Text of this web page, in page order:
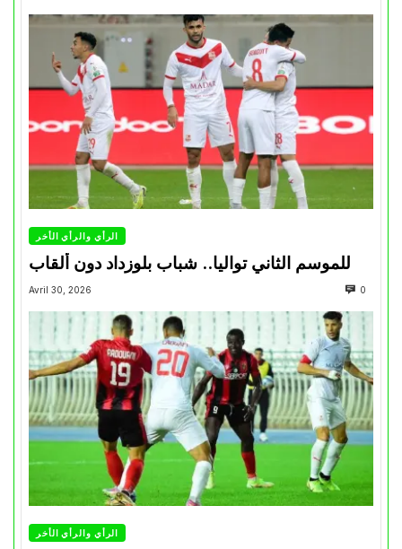
الرأي والرأي الأخر
للموسم الثاني تواليا.. شباب بلوزداد دون ألقاب
Avril 30, 2026 0
الرأي والرأي الأخر